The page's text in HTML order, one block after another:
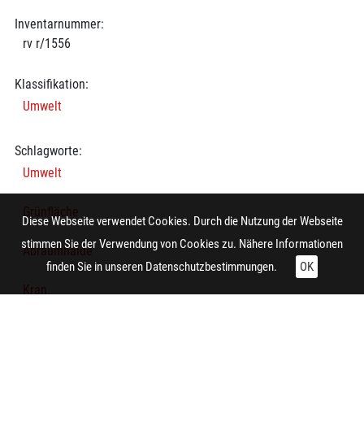
Inventarnummer:
rv r/1556
Klassifikation:
Umwelt
Schlagworte:
Umwelt
Abraumhalde
Diese Webseite verwendet Cookies. Durch die Nutzung der Webseite
stimmen Sie der Verwendung von Cookies zu. Nähere Informationen
finden Sie in unseren Datenschutzbestimmungen. OK